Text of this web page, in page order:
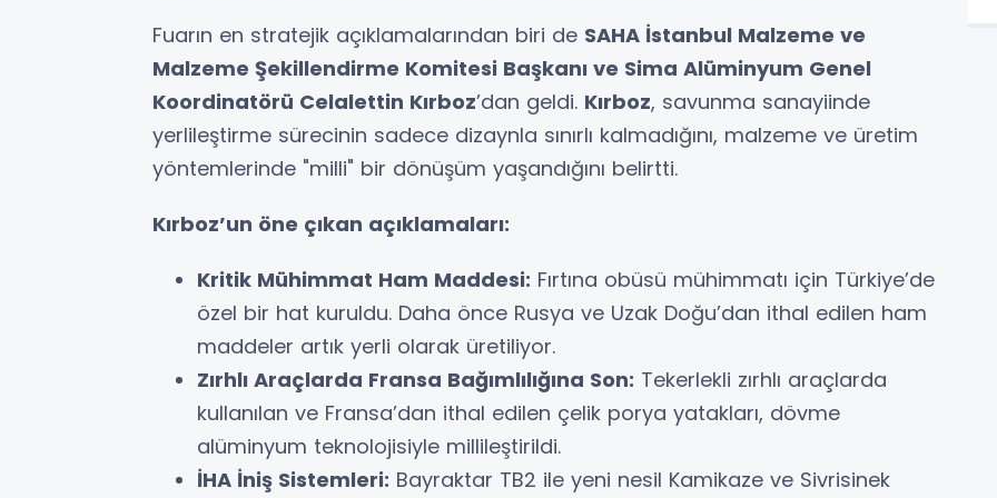
Fuarın en stratejik açıklamalarından biri de SAHA İstanbul Malzeme ve
Malzeme Şekillendirme Komitesi Başkanı ve Sima Alüminyum Genel
Koordinatörü Celalettin Kırboz’dan geldi. Kırboz, savunma sanayiinde
yerlileştirme sürecinin sadece dizaynla sınırlı kalmadığını, malzeme ve üretim
yöntemlerinde "milli" bir dönüşüm yaşandığını belirtti.
Kırboz’un öne çıkan açıklamaları:
Kritik Mühimmat Ham Maddesi: Fırtına obüsü mühimmatı için Türkiye’de
özel bir hat kuruldu. Daha önce Rusya ve Uzak Doğu’dan ithal edilen ham
maddeler artık yerli olarak üretiliyor.
Zırhlı Araçlarda Fransa Bağımlılığına Son: Tekerlekli zırhlı araçlarda
kullanılan ve Fransa’dan ithal edilen çelik porya yatakları, dövme
alüminyum teknolojisiyle millileştirildi.
İHA İniş Sistemleri: Bayraktar TB2 ile yeni nesil Kamikaze ve Sivrisinek